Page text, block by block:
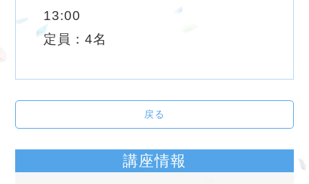
13:00
定員：4名
戻る
講座情報